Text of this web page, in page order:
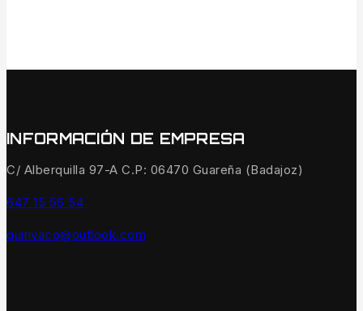
INFORMACIÓN DE EMPRESA
C/ Alberquilla 97-A C.P: 06470 Guareña (Badajoz)
647 15 56 54
quinvaco@outlook.com